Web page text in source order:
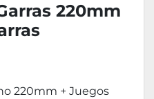
220mm
220mm + Juegos